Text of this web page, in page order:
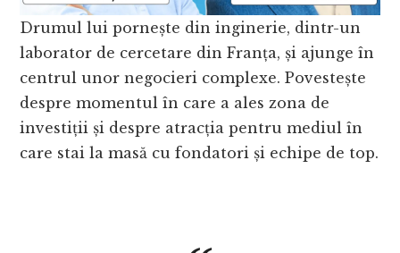
Drumul lui pornește din inginerie, dintr-un
laborator de cercetare din Franța, și ajunge în
centrul unor negocieri complexe. Povestește
despre momentul în care a ales zona de
investiții și despre atracția pentru mediul în
care stai la masă cu fondatori și echipe de top.